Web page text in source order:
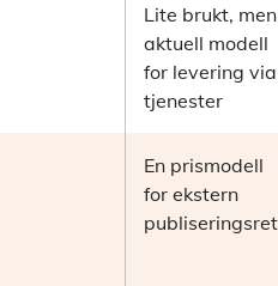
Lite brukt, men
aktuell modell
for levering via
tjenester
En prismodell
for ekstern